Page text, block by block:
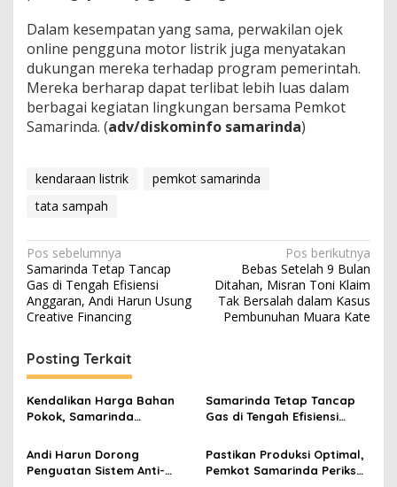
Dalam kesempatan yang sama, perwakilan ojek
online pengguna motor listrik juga menyatakan
dukungan mereka terhadap program pemerintah.
Mereka berharap dapat terlibat lebih luas dalam
berbagai kegiatan lingkungan bersama Pemkot
Samarinda. (adv/diskominfo samarinda)
kendaraan listrik
pemkot samarinda
tata sampah
Navigasi
pos
Pos sebelumnya
Samarinda Tetap Tancap
Gas di Tengah Efisiensi
Anggaran, Andi Harun Usung
Creative Financing
Pos berikutnya
Bebas Setelah 9 Bulan
Ditahan, Misran Toni Klaim
Tak Bersalah dalam Kasus
Pembunuhan Muara Kate
Posting Terkait
Kendalikan Harga Bahan
Pokok, Samarinda
Pasar Tradisional
Samarinda Tetap Tancap
Gas di Tengah Efisiensi
Usung Creative Financing
Andi Harun Dorong
Penguatan Sistem Anti-
Pastikan Produksi Optimal,
Pemkot Samarinda Periksa